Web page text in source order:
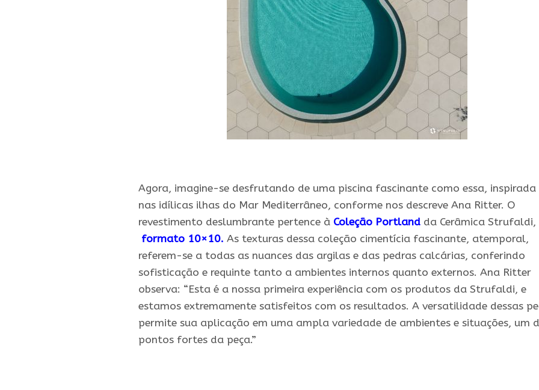
Agora, imagine-se desfrutando de uma piscina fascinante como essa, inspirada
nas idílicas ilhas do Mar Mediterrâneo, conforme nos descreve Ana Ritter. O
revestimento deslumbrante pertence à Coleção Portland da Cerâmica Strufaldi,
formato 10×10. As texturas dessa coleção cimentícia fascinante, atemporal,
referem-se a todas as nuances das argilas e das pedras calcárias, conferindo
sofisticação e requinte tanto a ambientes internos quanto externos. Ana Ritter
observa: “Esta é a nossa primeira experiência com os produtos da Strufaldi, e
estamos extremamente satisfeitos com os resultados. A versatilidade dessas
permite sua aplicação em uma ampla variedade de ambientes e situações, um
pontos fortes da peça.”